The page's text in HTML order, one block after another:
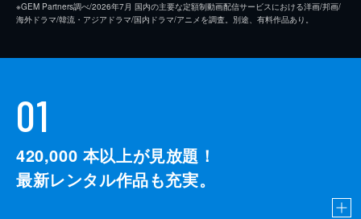
※GEM Partners調べ/2026年7⽉ 国内の主要な定額制動画配信サービスにおける洋画/邦画/
海外ドラマ/韓流・アジアドラマ/国内ドラマ/アニメを調査。別途、有料作品あり。
01
420,000 本以上が見放題！
最新レンタル作品も充実。